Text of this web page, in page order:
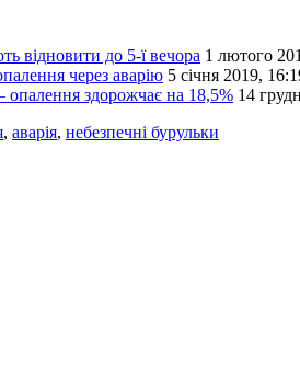
відновити до 5-ї вечора 1 лютого
через аварію 5 січня 2019,
опалення здорожчає на 18,5% 14
, аварія, небезпечні бурульки